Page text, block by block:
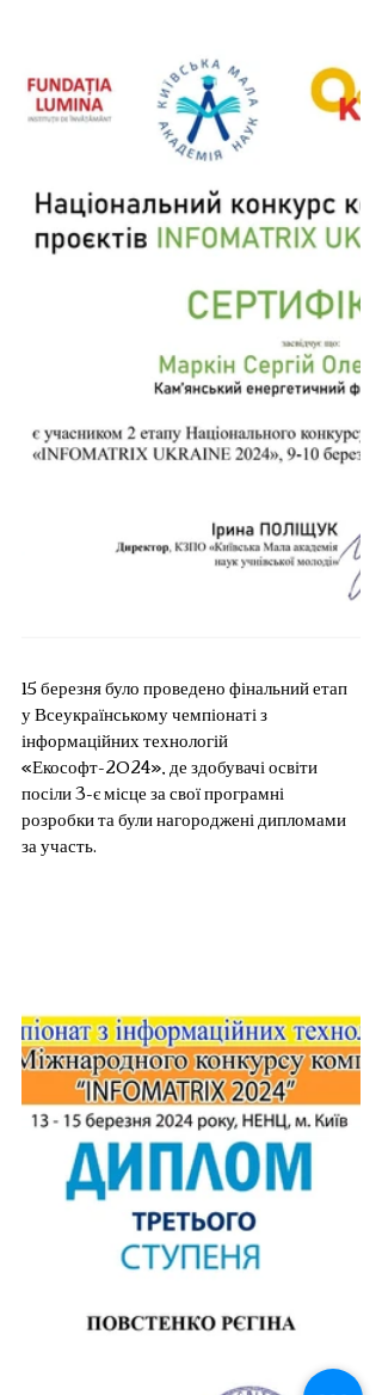
15 березня було проведено фінальний етап
у Всеукраїнському чемпіонаті з
інформаційних технологій
«Екософт-2024», де здобувачі освіти
посіли 3-є місце за свої програмні
розробки та були нагороджені дипломами
за участь.